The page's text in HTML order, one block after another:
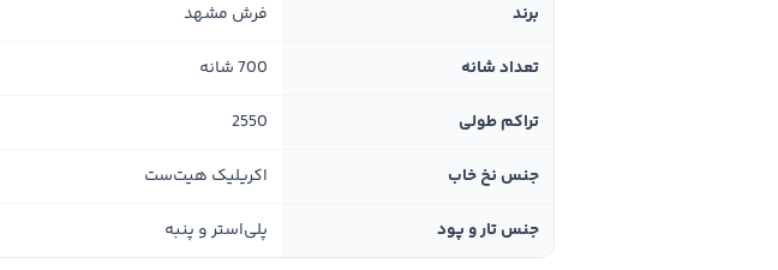
برند فرش مشهد
تعداد شانه 700 شانه
تراکم طولی 2550
جنس نخ خاب اکریلیک هیت‌ست
جنس تار و پود پلی‌استر و پنبه